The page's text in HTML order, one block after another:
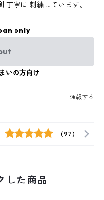
丁寧に 刺繍しています。
only
いの方向け
通報する
(97)
した商品